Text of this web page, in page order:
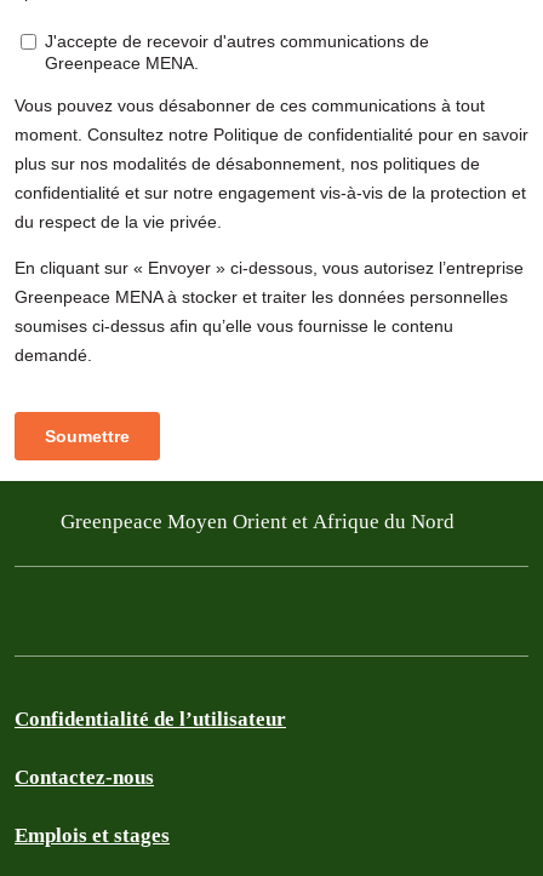
Greenpeace Moyen Orient et Afrique du Nord
Confidentialité de l’utilisateur
Contactez-nous
Emplois et stages